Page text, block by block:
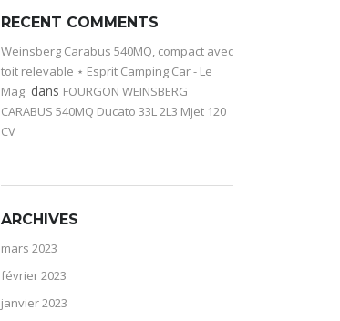
RECENT COMMENTS
Weinsberg Carabus 540MQ, compact avec
toit relevable ⋆ Esprit Camping Car - Le
Mag' dans FOURGON WEINSBERG
CARABUS 540MQ Ducato 33L 2L3 Mjet 120
CV
ARCHIVES
mars 2023
février 2023
janvier 2023